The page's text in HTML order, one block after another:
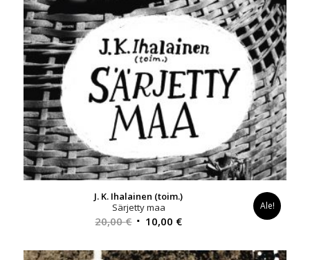
J. K. Ihalainen (toim.)
Särjetty maa
20,00€ Alkuperäinen
oli:
10,00 €Nykyinen
on:
Ale!